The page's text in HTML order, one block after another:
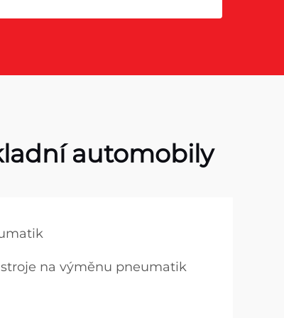
automobily
na výměnu pneumatik